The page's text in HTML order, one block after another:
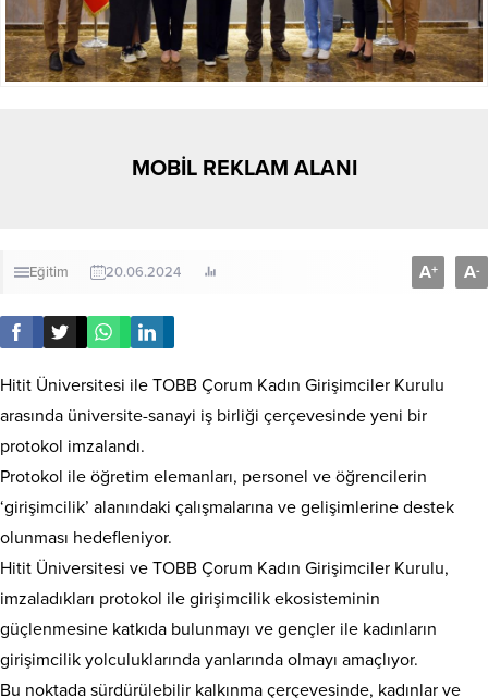
MOBİL REKLAM ALANI
Eğitim 20.06.2024 A+ A-
Hitit Üniversitesi ile TOBB Çorum Kadın Girişimciler Kurulu
arasında üniversite-sanayi iş birliği çerçevesinde yeni bir
protokol imzalandı.
Protokol ile öğretim elemanları, personel ve öğrencilerin
‘girişimcilik’ alanındaki çalışmalarına ve gelişimlerine destek
olunması hedefleniyor.
Hitit Üniversitesi ve TOBB Çorum Kadın Girişimciler Kurulu,
imzaladıkları protokol ile girişimcilik ekosisteminin
güçlenmesine katkıda bulunmayı ve gençler ile kadınların
girişimcilik yolculuklarında yanlarında olmayı amaçlıyor.
Bu noktada sürdürülebilir kalkınma çerçevesinde, kadınlar ve